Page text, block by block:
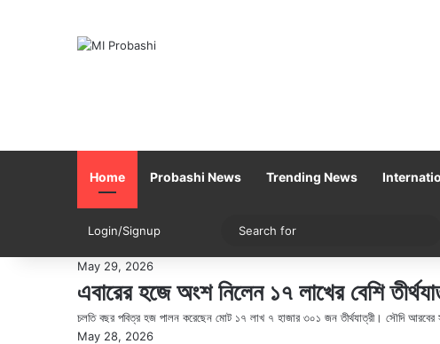
Home Probashi News Trending News
Login/Signup Switch skin
May 29, 2026
এবারের হজে অংশ নিলেন ১৭ লাখের বেশি
চলতি বছর পবিত্র হজ পালন করেছেন মোট ১৭ লাখ ৭ হাজার ৩০১ জন তীর্থযাত্রী। সৌদি
May 28, 2026